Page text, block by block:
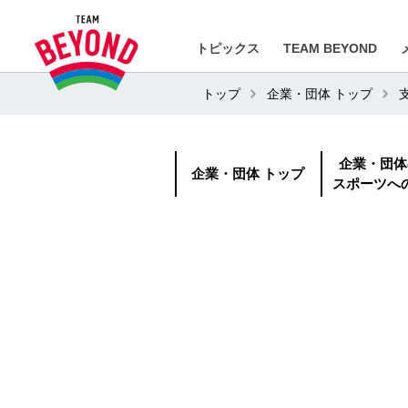
トピックス TEAM BEYOND
トップ 企業・団体 トップ
企業・団体 トップ
企業・団
スポーツへ